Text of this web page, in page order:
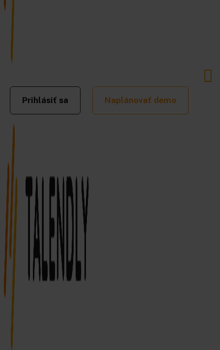
Prihlásiť sa Naplánovať demo